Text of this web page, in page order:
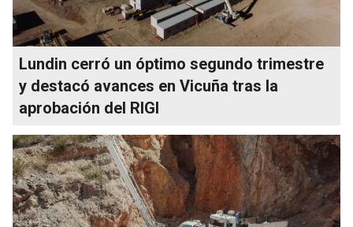
Lundin cerró un óptimo segundo trimestre
y destacó avances en Vicuña tras la
aprobación del RIGI